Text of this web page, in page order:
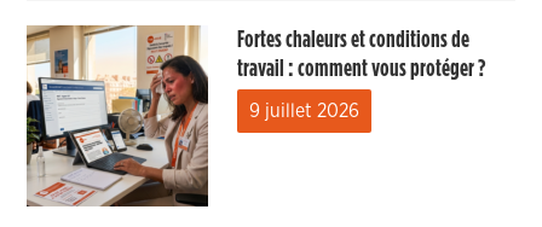
Fortes chaleurs et conditions de
travail : comment vous protéger ?
9 juillet 2026